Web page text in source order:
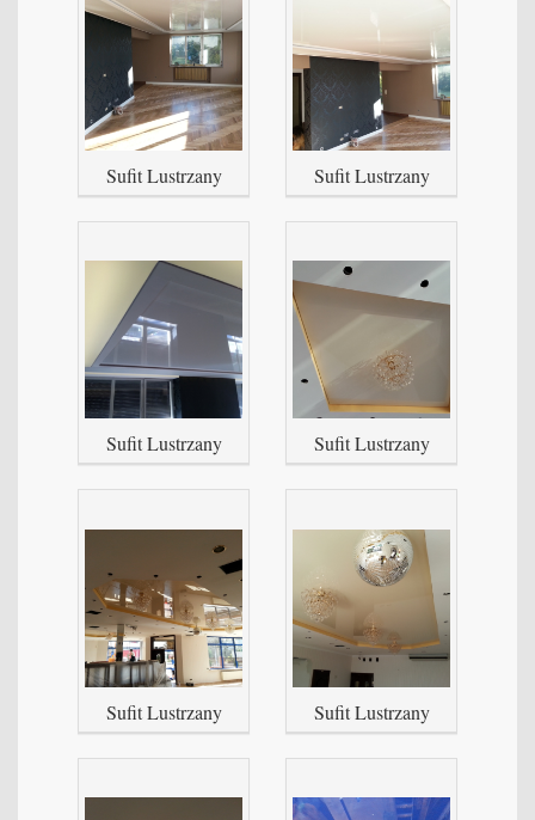
Sufit Lustrzany Sufit Lustrzany
Sufit Lustrzany Sufit Lustrzany
Sufit Lustrzany Sufit Lustrzany